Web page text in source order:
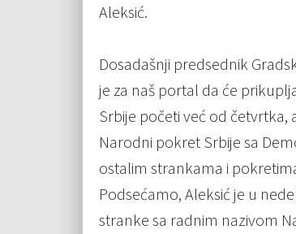
Aleksić.
Dosadašnji predsednik
je za naš portal da će
Srbije početi već od četvrtka,
Narodni pokret Srbije sa
ostalim strankama i
Podsećamo, Aleksić je u
stranke sa radnim nazivom